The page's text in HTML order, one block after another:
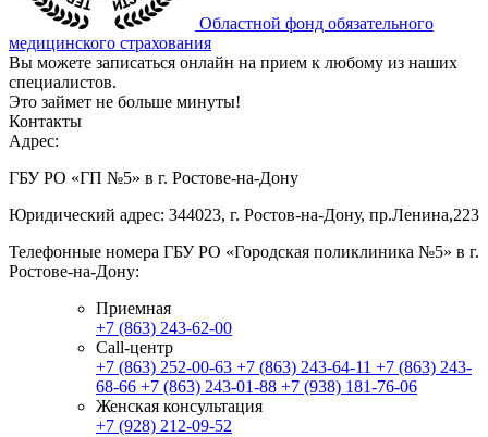
Областной фонд обязательного
медицинского страхования
Вы можете записаться онлайн на прием к любому из наших
специалистов.
Это займет не больше минуты!
Контакты
Адрес:
ГБУ РО «ГП №5» в г. Ростове-на-Дону
Юридический адрес: 344023, г. Ростов-на-Дону, пр.Ленина,223
Телефонные номера ГБУ РО «Городская поликлиника №5» в г.
Ростове-на-Дону:
Приемная
+7 (863) 243-62-00
Call-центр
+7 (863) 252-00-63 +7 (863) 243-64-11 +7 (863) 243-
68-66 +7 (863) 243-01-88 +7 (938) 181-76-06
Женская консультация
+7 (928) 212-09-52